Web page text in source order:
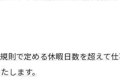
で定める休暇日数を超えて
します。